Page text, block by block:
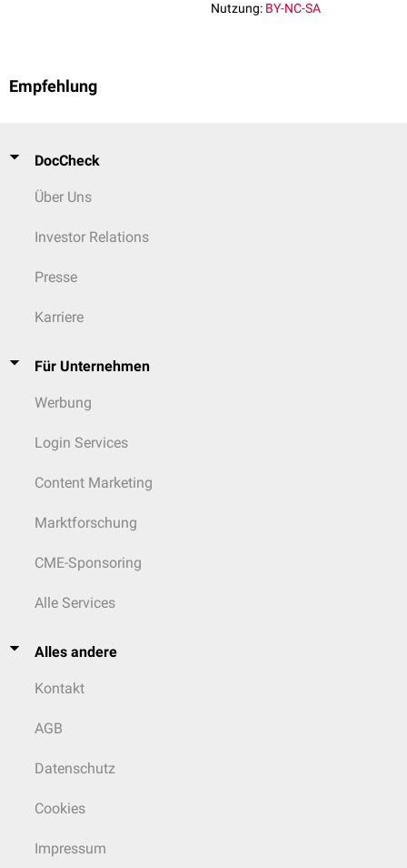
Nutzung: BY-NC-SA
Empfehlung
DocCheck
Über Uns
Investor Relations
Presse
Karriere
Für Unternehmen
Werbung
Login Services
Content Marketing
Marktforschung
CME-Sponsoring
Alle Services
Alles andere
Kontakt
AGB
Datenschutz
Cookies
Impressum